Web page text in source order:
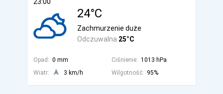
24°C
Odczuwalna 25°C
Zachmurzenie duże
Opad: 0 mm Ciśnienie: 1013 hPa
Wiatr:
3 km/h Wilgotność: 95%